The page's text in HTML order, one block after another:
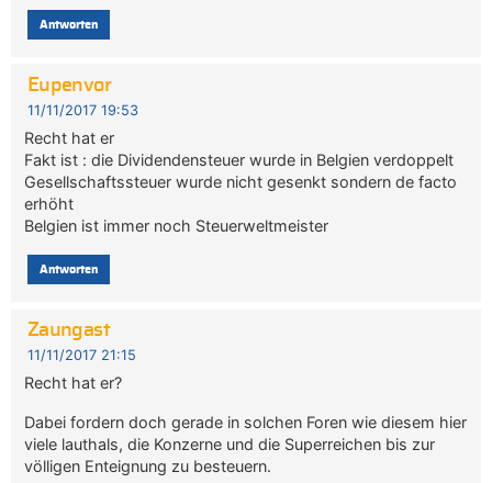
Antworten
Eupenvor
11/11/2017 19:53
Recht hat er
Fakt ist : die Dividendensteuer wurde in Belgien verdoppelt
Gesellschaftssteuer wurde nicht gesenkt sondern de facto
erhöht
Belgien ist immer noch Steuerweltmeister
Antworten
Zaungast
11/11/2017 21:15
Recht hat er?
Dabei fordern doch gerade in solchen Foren wie diesem hier
viele lauthals, die Konzerne und die Superreichen bis zur
völligen Enteignung zu besteuern.